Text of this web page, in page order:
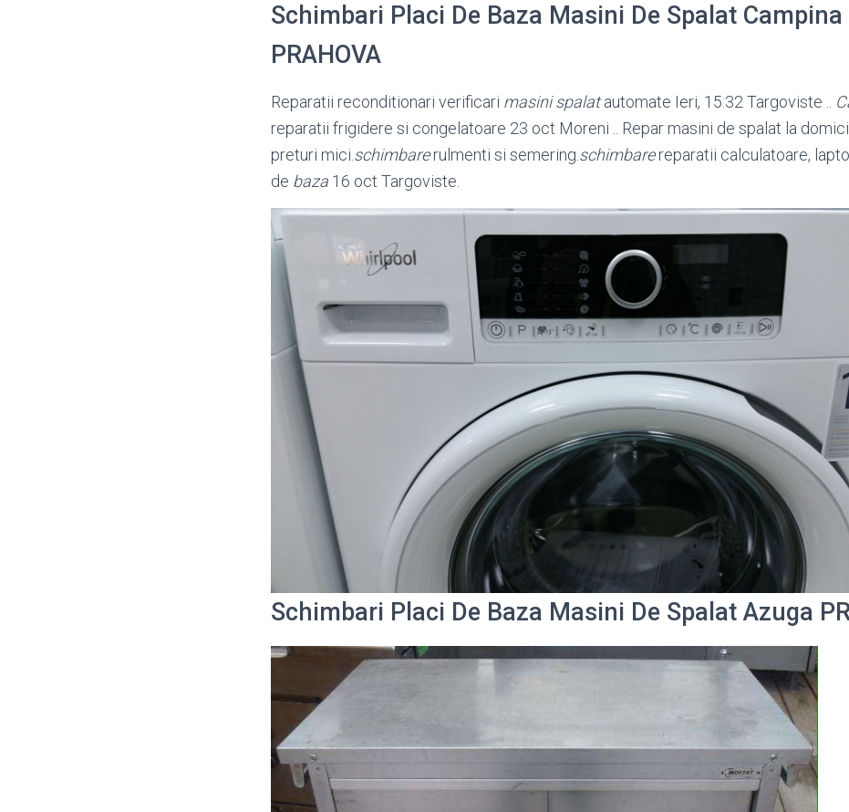
Schimbari Placi De Baza Masini De Spalat Campina
PRAHOVA
Reparatii reconditionari verificari masini spalatautomate Ieri, 15:32 Targoviste ..
reparatii frigidere si congelatoare 23 oct Moreni .. Repar masini de spalat la
preturi mici. schimbarerulmenti si semering. schimbarereparatii calculatoare,
de baza 16 oct Targoviste
Schimbari Placi De Baza Masini De Spalat Azuga